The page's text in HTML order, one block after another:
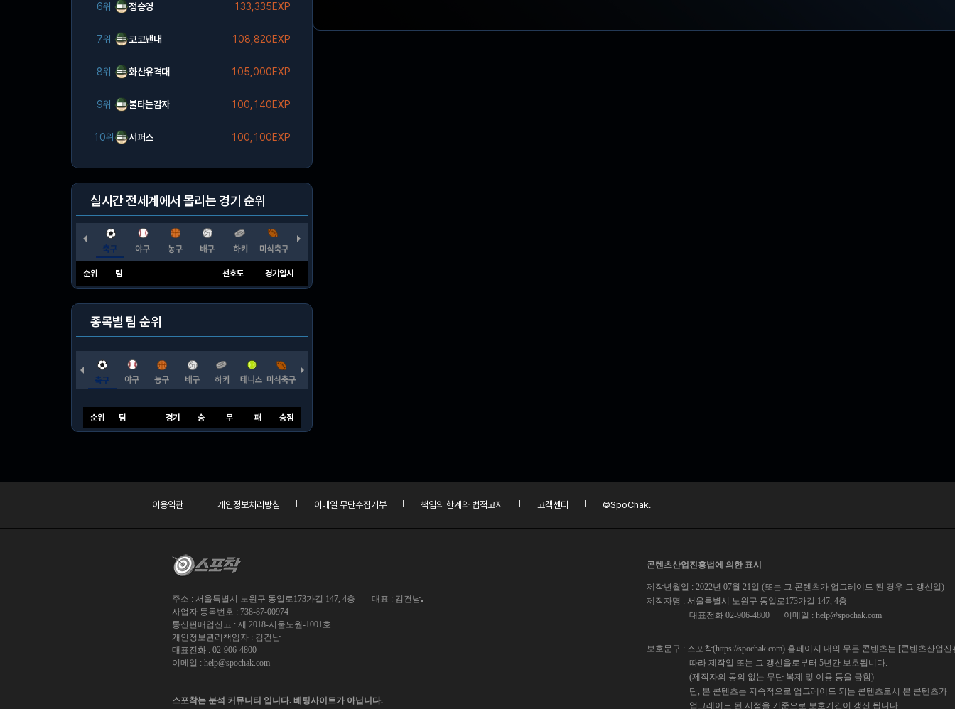
6위 정승영 133,335EXP
7위 코코낸내 108,820EXP
8위 화산유격대 105,000EXP
9위 불타는감자 100,140EXP
10위 서퍼스 100,100EXP
실시간 전세계에서 몰리는 경기 순위
순위 팀 선호도 경기일시
종목별 팀 순위
순위 팀 경기 승 무 패 승점
이용약관 개인정보처리방침 이메일 무단수집거부 책임의 한계와 법적고지 고객센터 ©SpoChak.
주소 : 서울특별시 노원구 동일로173가길 147, 4층 대표 : 김건남.
사업자 등록번호 : 738-87-00974
통신판매업신고 : 제 2018-서울노원-1001호
개인정보관리책임자 : 김건남
대표전화 : 02-906-4800
이메일 : help@spochak.com
스포착는 분석 커뮤니티 입니다. 베팅사이트가 아닙니다.
콘텐츠산업진흥법에 의한 표시
제작년월일 : 2022년 07월 21일 (또는 그 콘텐츠가 업그레이드 된 경우 그 갱신일)
제작자명 : 서울특별시 노원구 동일로173가길 147, 4층
대표전화 02-906-4800
이메일 : help@spochak.com
보호문구 : 스포착(https://spochak.com) 홈페이지 내의 무든 콘텐츠는 [콘텐츠산업
따라 제작일 또는 그 갱신을로부터 5년간 보호됩니다.
(제작자의 동의 없는 무단 복제 및 이용 등을 금함)
단, 본 콘텐츠는 지속적으로 업그레이드 되는 콘텐츠로서 본 콘텐츠가
업그레이드 된 시점을 기준으로 보호기간이 갱신 됩니다.